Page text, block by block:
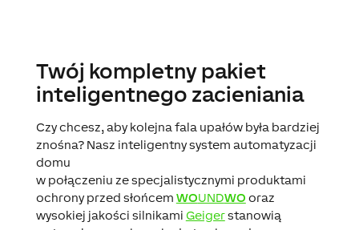
Twój kompletny pakiet
inteligentnego zacieniania
Czy chcesz, aby kolejna fala upałów była bardziej
znośna? Nasz inteligentny system automatyzacji
domu
w połączeniu ze specjalistycznymi produktami
ochrony przed słońcem WOUNDWO oraz
wysokiej jakości silnikami Geigerstanowią